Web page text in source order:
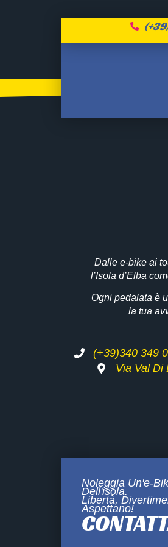
Dalle e-bike ai
l’Isola d’Elba
Ogni pedalata è
la tua
(+39)340 349
Via Val Di
Noleggia Un'e-
Dell'isola.
Libertà,
Aspettano!